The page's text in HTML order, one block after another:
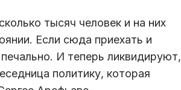
тысяч человек и на них
Если сюда приехать и
И теперь ликвидируют,
политику, которая